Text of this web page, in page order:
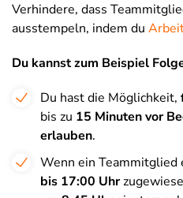
Verhindere, dass
ausstempeln, indem du
Du kannst zum Beispiel
Du hast die Möglichkeit,
bis zu 15 Minuten vor
erlauben.
Wenn ein Teammitglied
bis 17:00 Uhr